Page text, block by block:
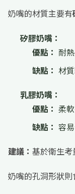
奶嘴的材質主要有
矽膠奶嘴：
優點： 耐
缺點： 材
乳膠奶嘴：
優點： 柔
缺點： 容
建議： 基於衛生
奶嘴的孔洞形狀則